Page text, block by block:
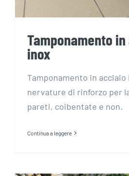
Tamponamento
inox
Tamponamento in acciaio
nervature di rinforzo per
pareti, coibentate e non.
Continua a leggere